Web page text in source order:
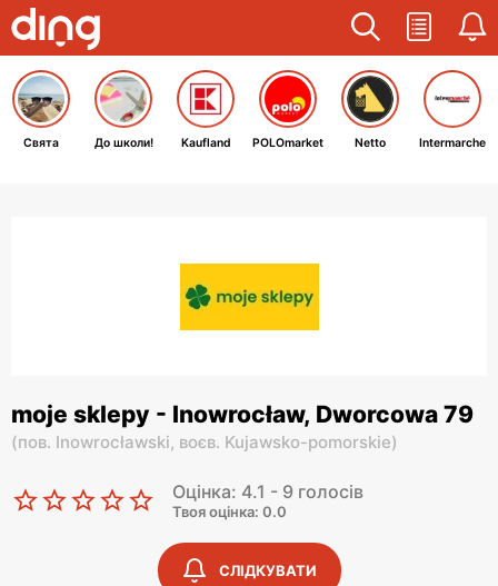
Свята До школи! Kaufland POLOmarket Netto Intermarche
moje sklepy - Inowrocław, Dworcowa 79
(пов. Inowrocławski, воєв. Kujawsko-pomorskie)
Оцінка: 4.1 - 9 голосів
Твоя оцінка: 0.0
СЛІДКУВАТИ